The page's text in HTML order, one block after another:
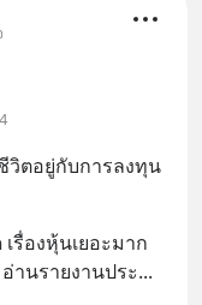
วิตอยู่กับการลงทุน
รื่องหุ้นเยอะมาก
านรายงานประ